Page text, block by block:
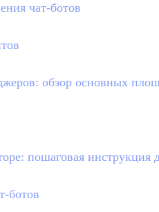
чат-ботов
обзор основных
пошаговая инструкция
ботов